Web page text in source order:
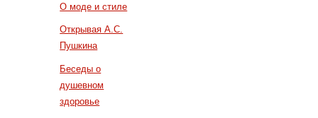
О моде и стиле
Открывая А.С.
Пушкина
Беседы о
душевном
здоровье